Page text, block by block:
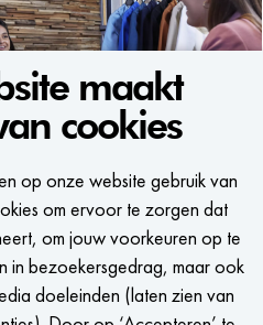
maakt
cookies
op onze website gebruik van
om ervoor te zorgen dat
om jouw voorkeuren op te
in bezoekersgedrag, maar ook
doeleinden (laten zien van
TO KEEP
passende vacature is?